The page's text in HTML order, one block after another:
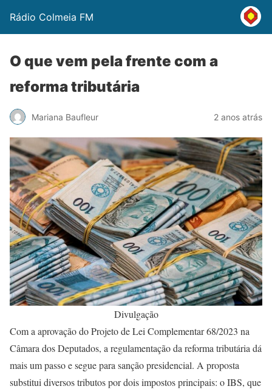
Rádio Colmeia FM
O que vem pela frente com a
reforma tributária
Mariana Baufleur 2 anos atrás
Divulgação
Com a aprovação do Projeto de Lei Complementar 68/2023 na
Câmara dos Deputados, a regulamentação da reforma tributária dá
mais um passo e segue para sanção presidencial. A proposta
substitui diversos tributos por dois impostos principais: o IBS, que